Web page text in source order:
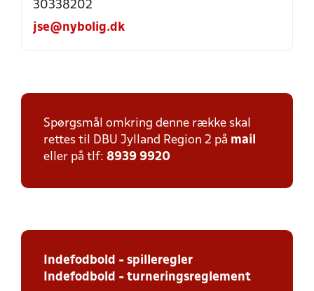
30338202
jse@nybolig.dk
Spørgsmål omkring denne række skal
rettes til DBU Jylland Region 2 på mail
eller på tlf: 8939 9920
Indefodbold - spilleregler
Indefodbold - turneringsreglement